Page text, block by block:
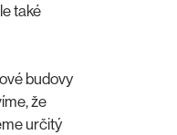
také
budovy
že
určitý